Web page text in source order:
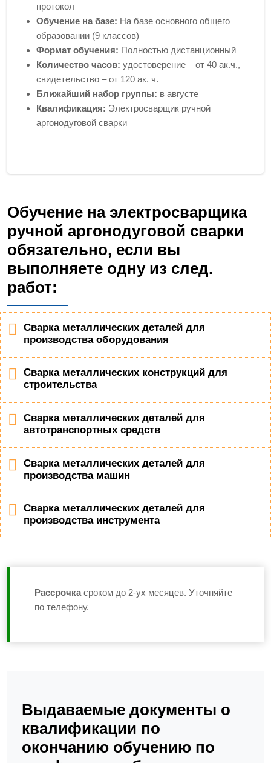
протокол
Обучение на базе: На базе основного общего
образовании (9 классов)
Формат обучения: Полностью дистанционный
Количество часов: удостоверение – от 40 ак.ч.,
свидетельство – от 120 ак. ч.
Ближайший набор группы: в августе
Квалификация: Электросварщик ручной
аргонодуговой сварки
Обучение на электросварщика
ручной аргонодуговой сварки
обязательно, если вы
выполняете одну из след.
работ:
Сварка металлических деталей для
производства оборудования
Сварка металлических конструкций для
строительства
Сварка металлических деталей для
автотранспортных средств
Сварка металлических деталей для
производства машин
Сварка металлических деталей для
производства инструмента
Рассрочка сроком до 2-ух месяцев. Уточняйте
по телефону.
Выдаваемые документы о
квалификации по
окончанию обучению по